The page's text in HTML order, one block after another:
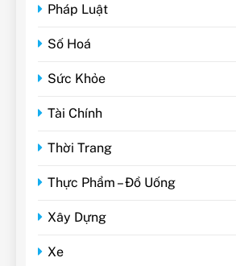
Pháp Luật
Số Hoá
Sức Khỏe
Tài Chính
Thời Trang
Thực Phẩm – Đồ Uống
Xây Dựng
Xe